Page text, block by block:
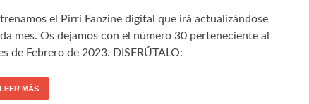
el Pirri Fanzine digital que irá actualizándose
mes. Os dejamos con el número 30 perteneciente al
de Febrero de 2023. DISFRÚTALO:
LEER MÁS